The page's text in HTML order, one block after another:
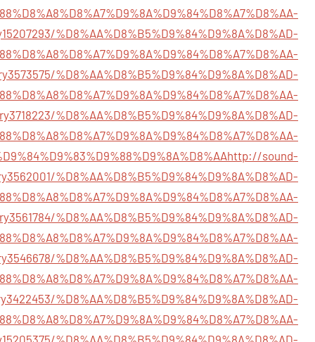
%D8%AA%D8%B5%D9%84%D9%8A%D8%AD-
%D8%AA%D8%B5%D9%84%D9%8A%D8%AD-
%D8%AA%D8%B5%D9%84%D9%8A%D8%AD-
http://sound-
%D8%AA%D8%B5%D9%84%D9%8A%D8%AD-
%D8%AA%D8%B5%D9%84%D9%8A%D8%AD-
%D8%AA%D8%B5%D9%84%D9%8A%D8%AD-
%D8%AA%D8%B5%D9%84%D9%8A%D8%AD-
%D8%AA%D8%B5%D9%84%D9%8A%D8%AD-